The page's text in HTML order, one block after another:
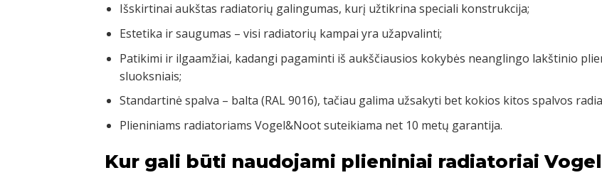
Išskirtinai aukštas radiatorių galingumas, kurį užtikrina speciali konstrukcija;
Estetika ir saugumas – visi radiatorių kampai yra užapvalinti;
Patikimi ir ilgaamžiai, kadangi pagaminti iš aukščiausios kokybės neanglingo lakštinio
sluoksniais;
Standartinė spalva – balta (RAL 9016), tačiau galima užsakyti bet kokios kitos spalvos
Plieniniams radiatoriams Vogel&Noot suteikiama net 10 metų garantija.
Kur gali būti naudojami plieniniai radiatoriai